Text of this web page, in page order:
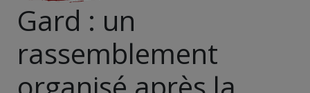
Gard : un
rassemblement